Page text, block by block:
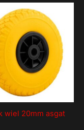
wiel 20mm asgat